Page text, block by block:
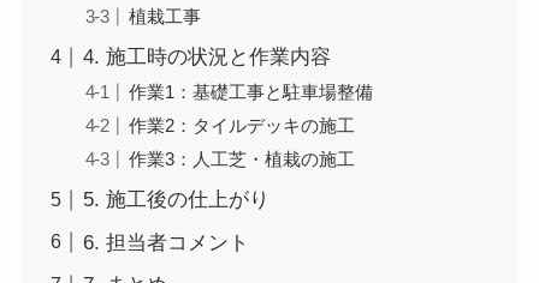
植栽工事
4. 施工時の状況と作業内容
作業1：基礎工事と駐車場整備
作業2：タイルデッキの施工
作業3：人工芝・植栽の施工
5. 施工後の仕上がり
6. 担当者コメント